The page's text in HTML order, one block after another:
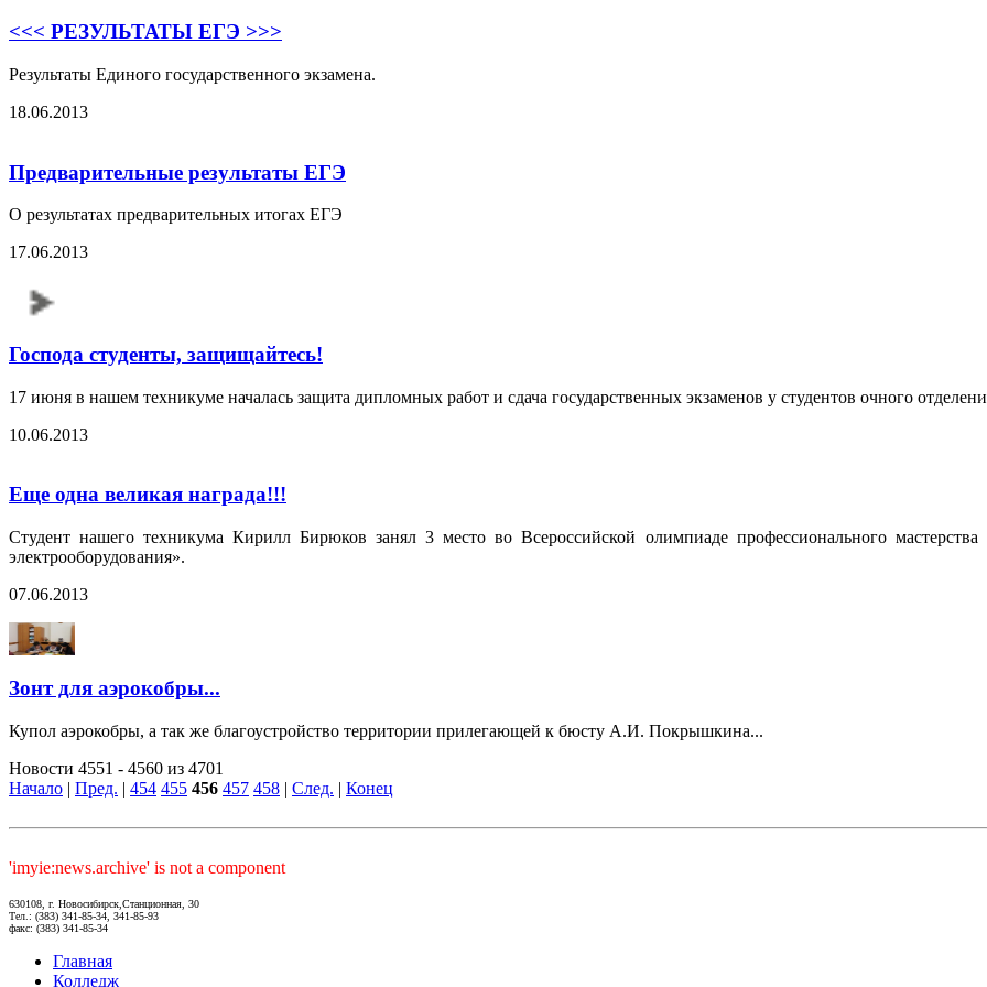
<<< РЕЗУЛЬТАТЫ ЕГЭ >>>
Результаты Единого государственного экзамена.
18.06.2013
Предварительные результаты ЕГЭ
О результатах предварительных итогах ЕГЭ
17.06.2013
Господа студенты, защищайтесь!
17 июня в нашем техникуме началась защита дипломных работ и сдача государственных экзаменов у студентов очного
10.06.2013
Еще одна великая награда!!!
Студент нашего техникума Кирилл Бирюков занял 3 место во Всероссийской олимпиаде профессионального
электрооборудования».
07.06.2013
Зонт для аэрокобры...
Купол аэрокобры, а так же благоустройство территории прилегающей к бюсту А.И. Покрышкина...
Новости 4551 - 4560 из 4701
Начало | Пред. | 454 455 456 457 458 | След. | Конец
'imyie:news.archive' is not a component
630108, г. Новосибирск,Станционная, 30
Тел.: (383) 341-85-34, 341-85-93
факс: (383) 341-85-34
Главная
Колледж